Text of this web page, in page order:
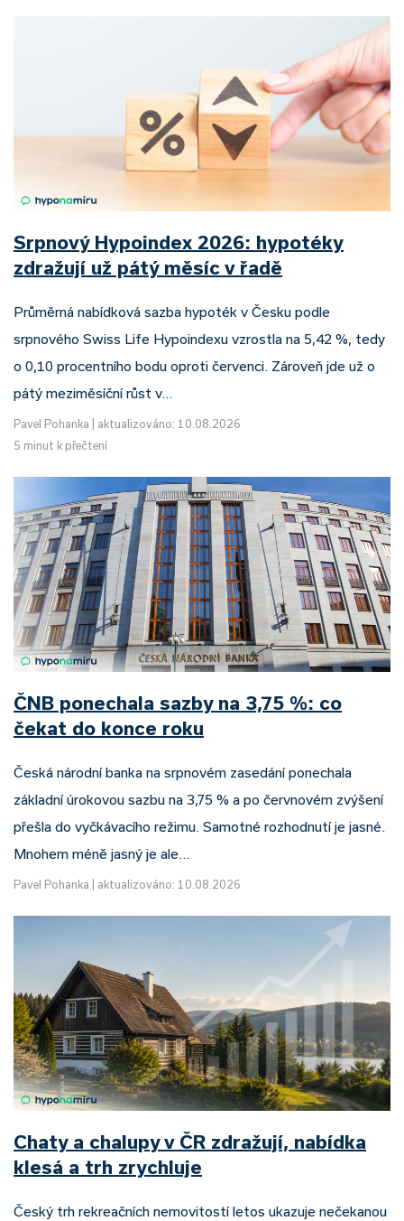
Srpnový Hypoindex 2026: hypotéky
zdražují už pátý měsíc v řadě
Průměrná nabídková sazba hypoték v Česku podle
srpnového Swiss Life Hypoindexu vzrostla na 5,42 %, tedy
o 0,10 procentního bodu oproti červenci. Zároveň jde už o
pátý meziměsíční růst v…
Pavel Pohanka
aktualizováno: 10.08.2026
5 minut k přečtení
ČNB ponechala sazby na 3,75 %: co
čekat do konce roku
Česká národní banka na srpnovém zasedání ponechala
základní úrokovou sazbu na 3,75 % a po červnovém zvýšení
přešla do vyčkávacího režimu. Samotné rozhodnutí je jasné.
Mnohem méně jasný je ale…
Pavel Pohanka aktualizováno: 10.08.2026
Chaty a chalupy v ČR zdražují, nabídka
klesá a trh zrychluje
Český trh rekreačních nemovitostí letos ukazuje nečekanou